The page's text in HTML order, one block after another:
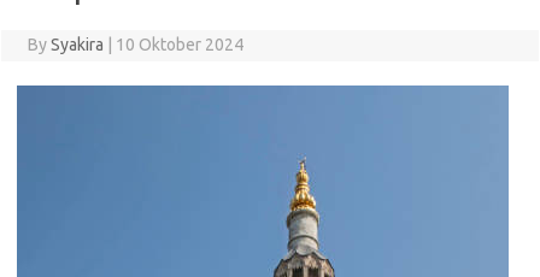
BySyakira 10 Oktober 2024